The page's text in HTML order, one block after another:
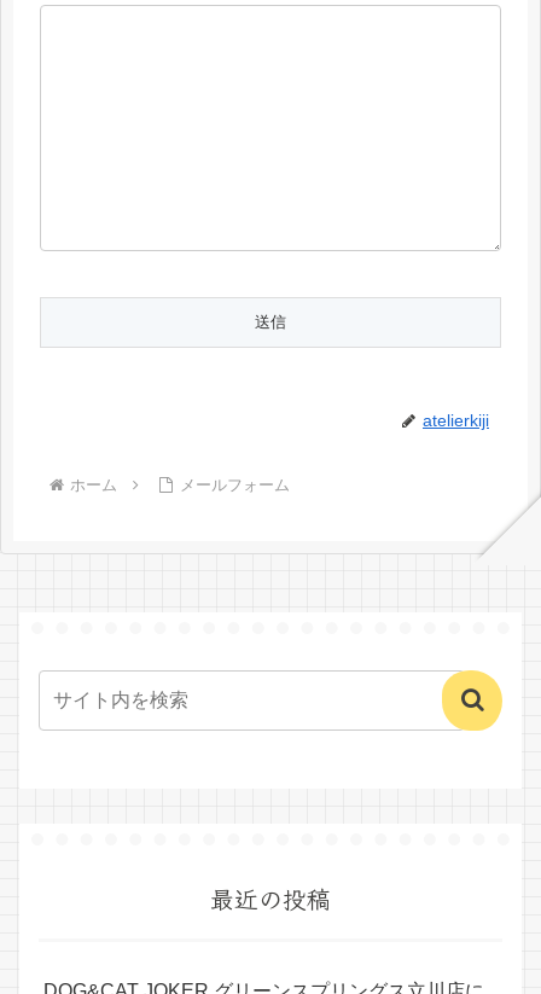
atelierkiji
ホーム メールフォーム
最近の投稿